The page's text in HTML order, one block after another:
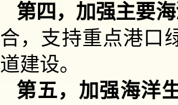
第四，加强主要
合，支持重点港口
道建设。
第五，加强海洋